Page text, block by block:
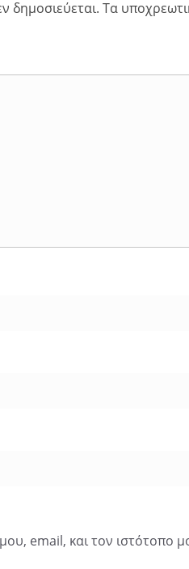
δημοσιεύεται. Τα
email, και τον ιστότοπο